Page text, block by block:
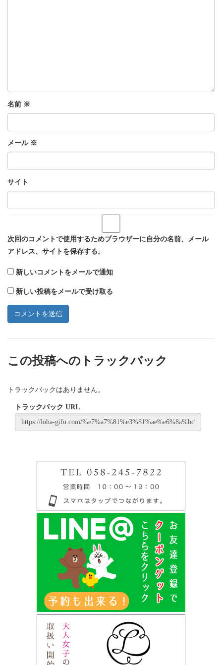
名前 ※
メール ※
サイト
次回のコメントで使用するためブラウザーに自分の名前、メール
アドレス、サイトを保存する。
新しいコメントをメールで通知
新しい投稿をメールで受け取る
この投稿へのトラックバック
トラックバックはありません。
トラックバック URL